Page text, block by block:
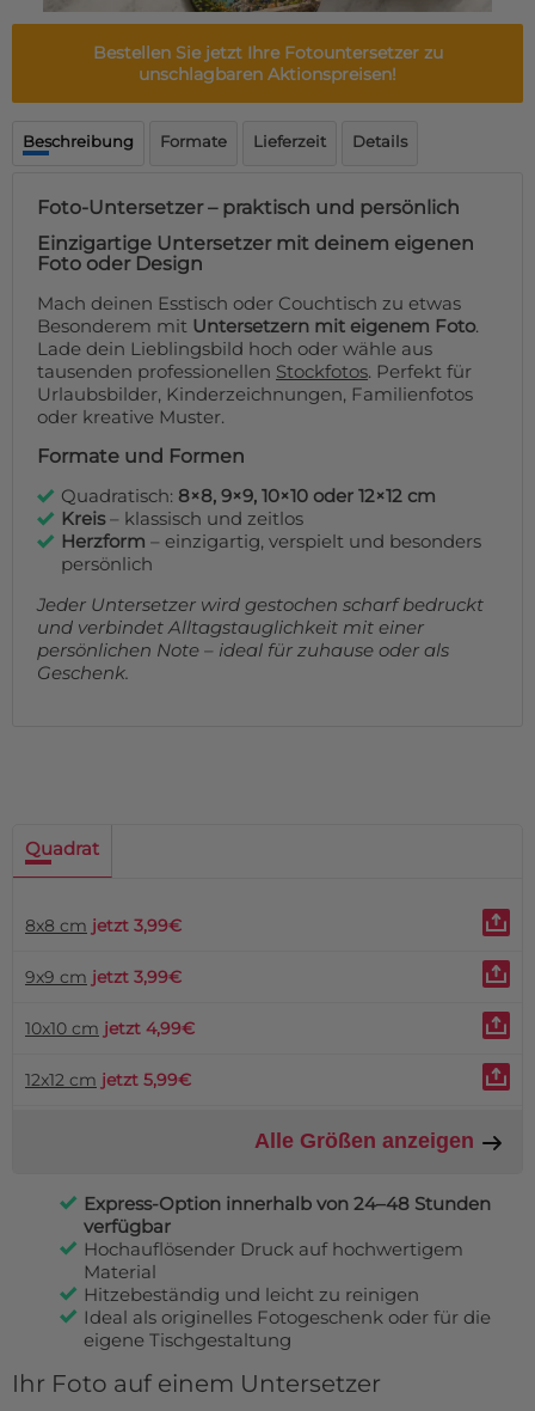
Custom skateboard deck
Über uns
Lieferzeiten
Impressum
Bestellen Sie jetzt Ihre Fotountersetzer zu
unschlagbaren Aktionspreisen!
Beschreibung Formate Lieferzeit Details
Foto-Untersetzer – praktisch und persönlich
Einzigartige Untersetzer mit deinem eigenen
Foto oder Design
Mach deinen Esstisch oder Couchtisch zu etwas
Besonderem mit Untersetzern mit eigenem Foto.
Lade dein Lieblingsbild hoch oder wähle aus
tausenden professionellen Stockfotos. Perfekt für
Urlaubsbilder, Kinderzeichnungen, Familienfotos
oder kreative Muster.
Formate und Formen
Quadratisch: 8×8, 9×9, 10×10 oder 12×12 cm
Kreis– klassisch und zeitlos
Herzform – einzigartig, verspielt und besonders
persönlich
Jeder Untersetzer wird gestochen scharf bedruckt
und verbindet Alltagstauglichkeit mit einer
persönlichen Note – ideal für zuhause oder als
Geschenk.
Quadrat
8x8 cm jetzt 3,99€
9x9 cm jetzt 3,99€
10x10 cm jetzt 4,99€
12x12 cm jetzt 5,99€
Alle Größen anzeigen
Express-Option innerhalb von 24–48 Stunden
verfügbar
Hochauflösender Druck auf hochwertigem
Material
Hitzebeständig und leicht zu reinigen
Ideal als originelles Fotogeschenk oder für die
eigene Tischgestaltung
Ihr Foto auf einem Untersetzer